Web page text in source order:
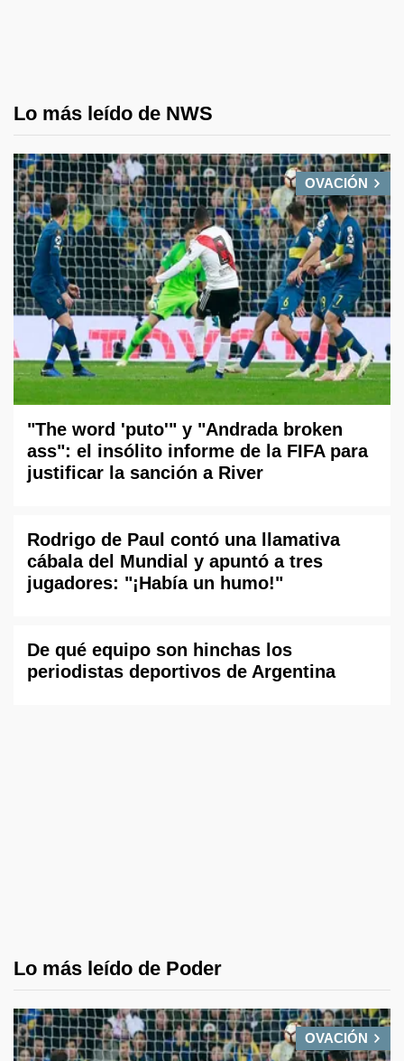
Lo más leído de NWS
OVACIÓN
"The word 'puto'" y "Andrada broken
ass": el insólito informe de la FIFA para
justificar la sanción a River
Rodrigo de Paul contó una llamativa
cábala del Mundial y apuntó a tres
jugadores: "¡Había un humo!"
De qué equipo son hinchas los
periodistas deportivos de Argentina
Lo más leído de Poder
OVACIÓN